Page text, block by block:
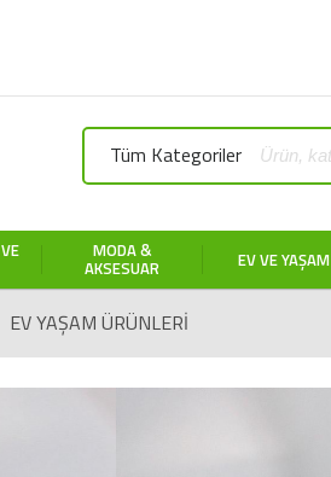
Tüm Kategoriler
MODA &
AKSESUAR EV VE YAŞAM
EV YAŞAM ÜRÜNLERI